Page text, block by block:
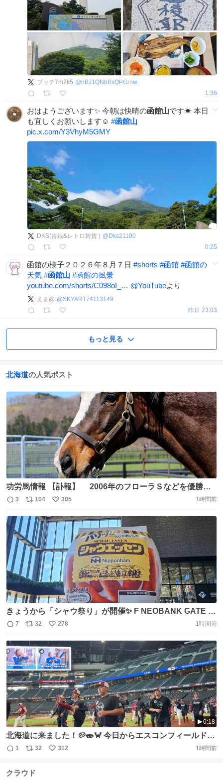
ブッチ7m2k5 @nBJ1QNbBxQPGrnw
1:36
おはようございます✨ 今朝は快晴の函館山です☀ 本日
も宜しくお願いします☺️ #函館山
pic.x.com/Y3VhyM5GMY
DKS(古銭&レトロ雑貨 ) @ Dks21100
0:25
函館の様子２０２６年８月７日 #shorts #函館 #函館の
天気 #函館山 #函館の風景
youtube.com/shorts/C098oI_… @YouTubeより
えま@ @SKYART74113149
昨日 23:03
もっと見る
北海道の人気ポスト
功労馬情報 【訃報】 2006年のフローラＳなどを優勝し
たヤマトマリオンが8月7日に死亡したとの連絡がありまし
場で繋養され、余生を過ごしていました。
https://t.co/aBNm8Ubew9 https://t.co/c9UIUSEZIn
返
信
数
3
リ
ポ
ス
ト
数
104
い
い
ね
数
305 1時間前
きょうから「シャウ祭り」が開催✨ F NEOBANK GATE に
巨大シャウエッセン®が...！ 各店舗で期間限定のコラボメ
ッセン®も！ 「シャウ祭り」ぜひお楽しみください！
@schauessen_nh @nipponhamgroup #lovefighters
https://t.co/bSwnV5DcWk
返
信
数
7
リ
ポ
ス
ト
数
32
い
い
ね
数
278 1時間前
0:18
北海道に来ました！🥔🍣🦀 今日からエスコンフィールド
HOKKAIDOでの3連戦！ アップ開始です🏃💨
返
数
1
リ
ス
32
い
312 1時間前
クラウド